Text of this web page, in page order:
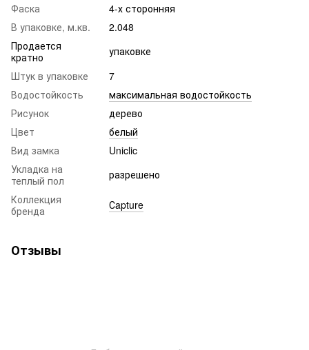
Фаска
4-х сторонняя
В упаковке, м.кв.
2.048
Продается
кратно
упаковке
Штук в упаковке
7
Водостойкость
максимальная водостойкость
Рисунок
дерево
Цвет
белый
Вид замка
Uniclic
Укладка на
теплый пол
разрешено
Коллекция
бренда
Сapture
Отзывы